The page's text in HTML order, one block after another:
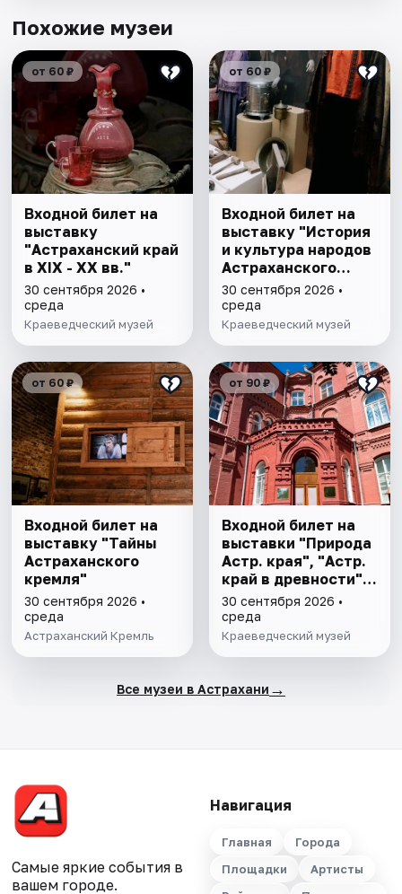
Похожие музеи
от 60 ₽
Входной билет на
выставку
"Астраханский край
в XIX - XX вв."
30 сентября 2026 •
среда
Краеведческий музей
от 60 ₽
Входной билет на
выставку "История
и культура народов
Астраханского
края"
30 сентября 2026 •
среда
Краеведческий музей
от 60 ₽
Входной билет на
выставку "Тайны
Астраханского
кремля"
30 сентября 2026 •
среда
Астраханский Кремль
от 90 ₽
Входной билет на
выставки "Природа
Астр. края", "Астр.
край в древности",
"Заселение Астр.
края"
30 сентября 2026 •
среда
Краеведческий музей
Все музеи в Астрахани →
Самые яркие события в
вашем городе.
Навигация
Главная
Города
Площадки
Артисты